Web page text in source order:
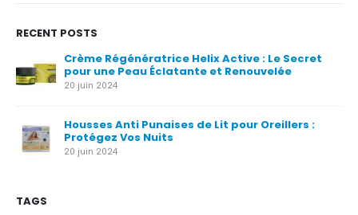
RECENT POSTS
Crème Régénératrice Helix Active : Le Secret
pour une Peau Éclatante et Renouvelée
20 juin 2024
Housses Anti Punaises de Lit pour Oreillers :
Protégez Vos Nuits
20 juin 2024
TAGS